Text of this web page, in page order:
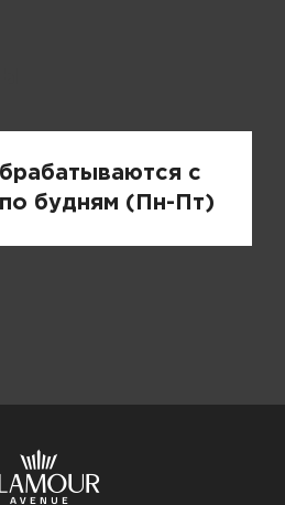
с
будням (Пн-Пт)